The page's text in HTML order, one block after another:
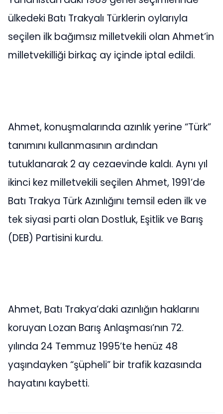
ülkedeki Batı Trakyalı Türklerin oylarıyla
seçilen ilk bağımsız milletvekili olan Ahmet’in
milletvekilliği birkaç ay içinde iptal edildi.
Ahmet, konuşmalarında azınlık yerine “Türk”
tanımını kullanmasının ardından
tutuklanarak 2 ay cezaevinde kaldı. Aynı yıl
ikinci kez milletvekili seçilen Ahmet, 1991’de
Batı Trakya Türk Azınlığını temsil eden ilk ve
tek siyasi parti olan Dostluk, Eşitlik ve Barış
(DEB) Partisini kurdu.
Ahmet, Batı Trakya’daki azınlığın haklarını
koruyan Lozan Barış Anlaşması’nın 72.
yılında 24 Temmuz 1995’te henüz 48
yaşındayken “şüpheli” bir trafik kazasında
hayatını kaybetti.